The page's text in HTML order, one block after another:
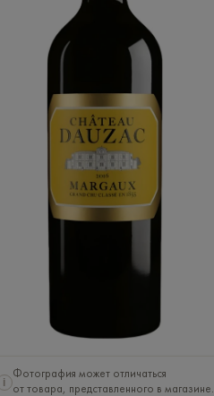
i
Фотография может отличаться
от товара, представленного в магазине.